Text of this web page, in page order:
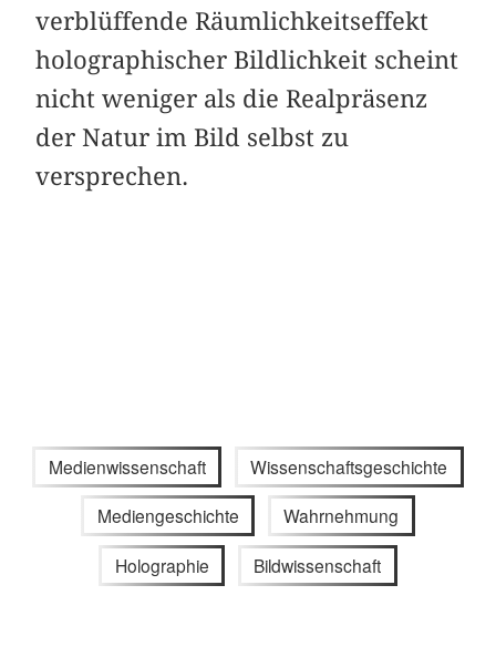
verblüffende Räumlichkeitseffekt
holographischer Bildlichkeit scheint
nicht weniger als die Realpräsenz
der Natur im Bild selbst zu
versprechen.
Medienwissenschaft Wissenschaftsgeschichte
Mediengeschichte Wahrnehmung
Holographie Bildwissenschaft